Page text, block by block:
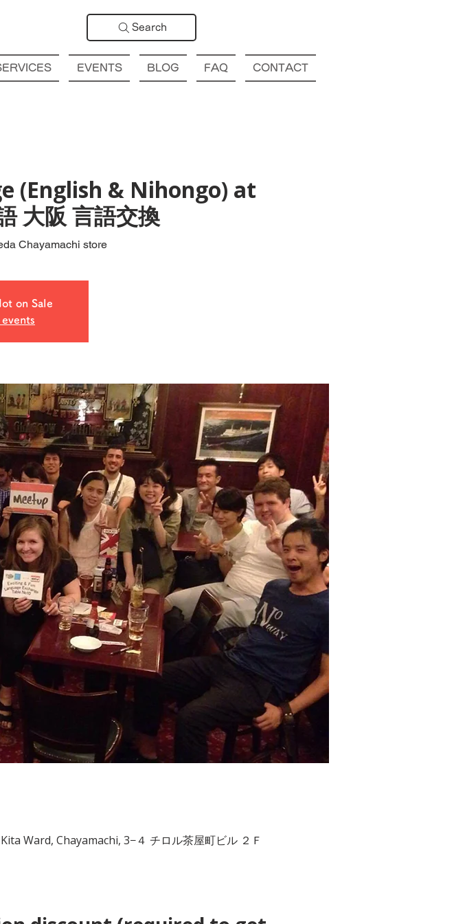
Search
EVENTS BLOG FAQ CONTACT
(English & Nihongo) at
大阪 言語交換
Chayamachi store
on Sale
Ward, Chayamachi, 3−４ チロル茶屋町ビル ２Ｆ